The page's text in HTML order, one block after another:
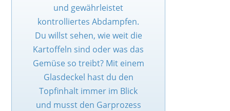
und gewährleistet
kontrolliertes Abdampfen.
Du willst sehen, wie weit die
Kartoffeln sind oder was das
Gemüse so treibt? Mit einem
Glasdeckel hast du den
Topfinhalt immer im Blick
und musst den Garprozess